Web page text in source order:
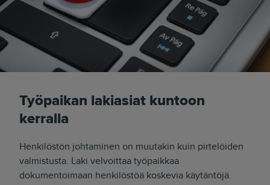
Työpaikan lakiasiat kuntoon
kerralla
Henkilöstön johtaminen on muutakin kuin pirtelöiden
valmistusta. Laki velvoittaa työpaikkaa
dokumentoimaan henkilöstöä koskevia käytäntöjä.